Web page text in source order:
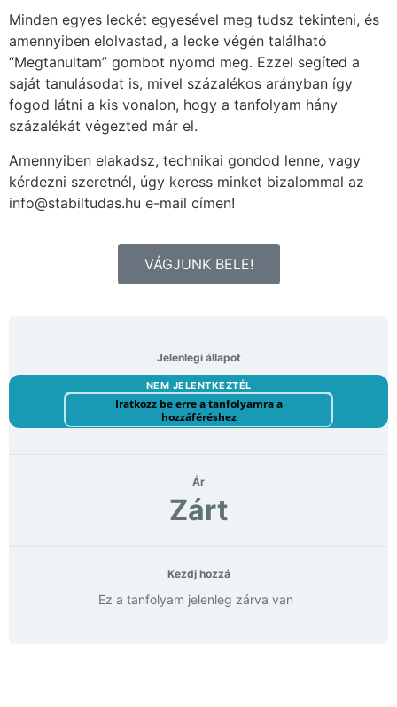
Minden egyes leckét egyesével meg tudsz tekinteni, és
amennyiben elolvastad, a lecke végén található
“Megtanultam” gombot nyomd meg. Ezzel segíted a
saját tanulásodat is, mivel százalékos arányban így
fogod látni a kis vonalon, hogy a tanfolyam hány
százalékát végezted már el.
Amennyiben elakadsz, technikai gondod lenne, vagy
kérdezni szeretnél, úgy keress minket bizalommal az
info@stabiltudas.hu e-mail címen!
VÁGJUNK BELE!
Jelenlegi állapot
NEM JELENTKEZTÉL
Iratkozz be erre a tanfolyamra a
hozzáféréshez
Ár
Zárt
Kezdj hozzá
Ez a tanfolyam jelenleg zárva van